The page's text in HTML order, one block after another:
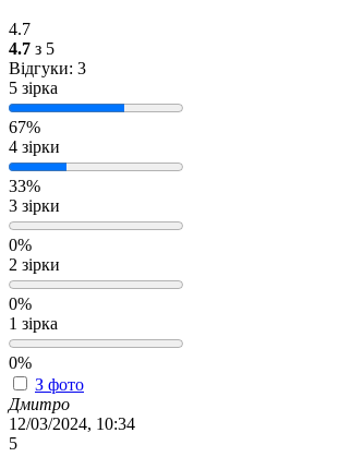
4.7
4.7 з 5
Відгуки: 3
5 зірка
67%
4 зірки
33%
3 зірки
0%
2 зірки
0%
1 зірка
0%
З фото
Дмитро
12/03/2024, 10:34
5